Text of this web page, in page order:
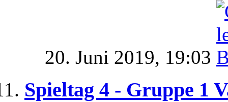
20. Juni 2019, 19:03
Spieltag 4 - Gruppe 1